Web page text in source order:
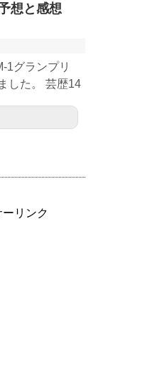
想と感想
1グランプリ
した。 芸歴14
ーリンク